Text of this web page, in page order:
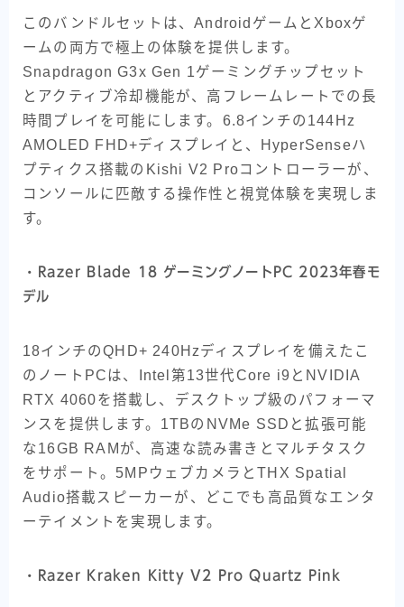
このバンドルセットは、AndroidゲームとXboxゲ
ームの両方で極上の体験を提供します。
Snapdragon G3x Gen 1ゲーミングチップセット
とアクティブ冷却機能が、高フレームレートでの長
時間プレイを可能にします。6.8インチの144Hz
AMOLED FHD+ディスプレイと、HyperSenseハ
プティクス搭載のKishi V2 Proコントローラーが、
コンソールに匹敵する操作性と視覚体験を実現しま
す。
・
Razer Blade 18 ゲーミングノートPC 2023年春モ
デル
18インチのQHD+ 240Hzディスプレイを備えたこ
のノートPCは、Intel第13世代Core i9とNVIDIA
RTX 4060を搭載し、デスクトップ級のパフォーマ
ンスを提供します。1TBのNVMe SSDと拡張可能
な16GB RAMが、高速な読み書きとマルチタスク
をサポート。5MPウェブカメラとTHX Spatial
Audio搭載スピーカーが、どこでも高品質なエンタ
ーテイメントを実現します。
・ Razer Kraken Kitty V2 Pro Quartz Pink